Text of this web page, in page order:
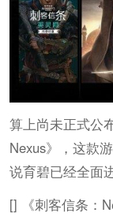
算上尚未正式公
Nexus》，这款
说育碧已经全面
[] 《刺客信条：